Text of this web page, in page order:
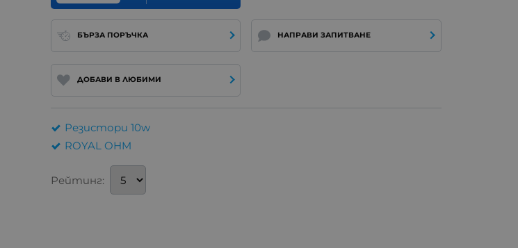
БЪРЗА ПОРЪЧКА НАПРАВИ ЗАПИТВАНЕ
ДОБАВИ В ЛЮБИМИ
Резистори 10w
ROYAL OHM
Рейтинг: